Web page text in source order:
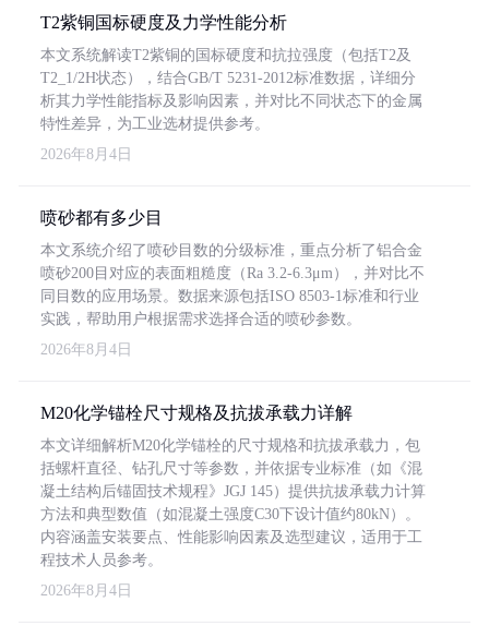
T2紫铜国标硬度及力学性能分析
本文系统解读T2紫铜的国标硬度和抗拉强度（包括T2及
T2_1/2H状态），结合GB/T 5231-2012标准数据，详细分
析其力学性能指标及影响因素，并对比不同状态下的金属
特性差异，为工业选材提供参考。
2026年8月4日
喷砂都有多少目
本文系统介绍了喷砂目数的分级标准，重点分析了铝合金
喷砂200目对应的表面粗糙度（Ra 3.2-6.3μm），并对比不
同目数的应用场景。数据来源包括ISO 8503-1标准和行业
实践，帮助用户根据需求选择合适的喷砂参数。
2026年8月4日
M20化学锚栓尺寸规格及抗拔承载力详解
本文详细解析M20化学锚栓的尺寸规格和抗拔承载力，包
括螺杆直径、钻孔尺寸等参数，并依据专业标准（如《混
凝土结构后锚固技术规程》JGJ 145）提供抗拔承载力计算
方法和典型数值（如混凝土强度C30下设计值约80kN）。
内容涵盖安装要点、性能影响因素及选型建议，适用于工
程技术人员参考。
2026年8月4日